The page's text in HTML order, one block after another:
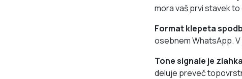
mora vaš prvi stavek
Format klepeta
osebnem WhatsApp.
Tone signale je
deluje preveč